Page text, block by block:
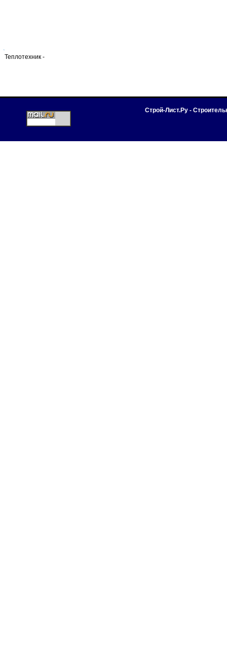
Теплотехник -
Строй-Лист.Ру -